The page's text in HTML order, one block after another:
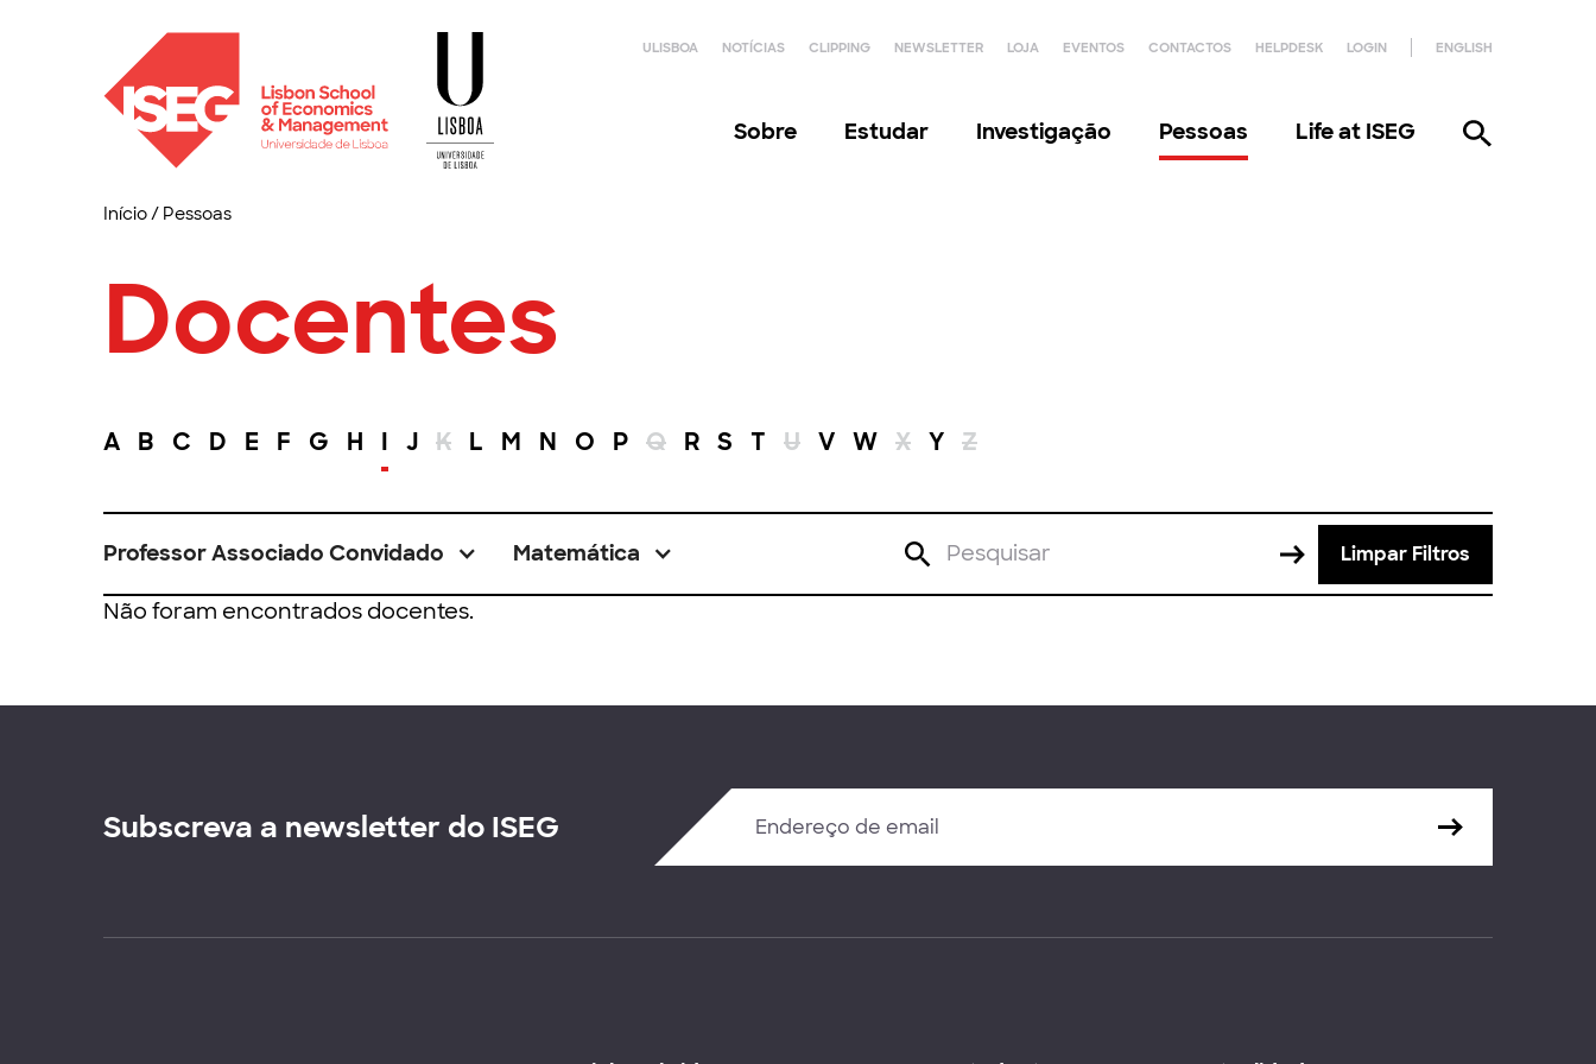
ULISBOA NOTÍCIAS CLIPPING NEWSLETTER LOJA EVENTOS CONTACTOS HELPDESK LOGIN ENGLISH
Sobre Estudar Investigação Pessoas Life at ISEG
Início/ Pessoas
Docentes
A B C D E F G H I J K L M N O P Q R S T U V W X Y Z
Professor Associado Convidado Matemática Limpar Filtros
Não foram encontrados docentes.
Subscreva a newsletter do ISEG